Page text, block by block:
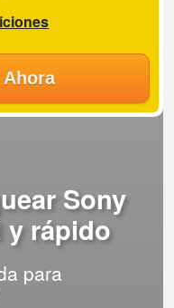
Sony
y rápido
para